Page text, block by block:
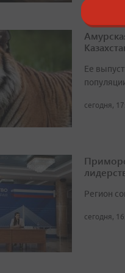
Ее
сегодня,
Регион
сегодня,